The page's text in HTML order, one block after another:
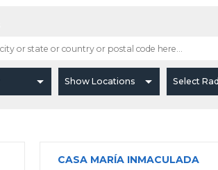
CASA MARÍA INMACULADA